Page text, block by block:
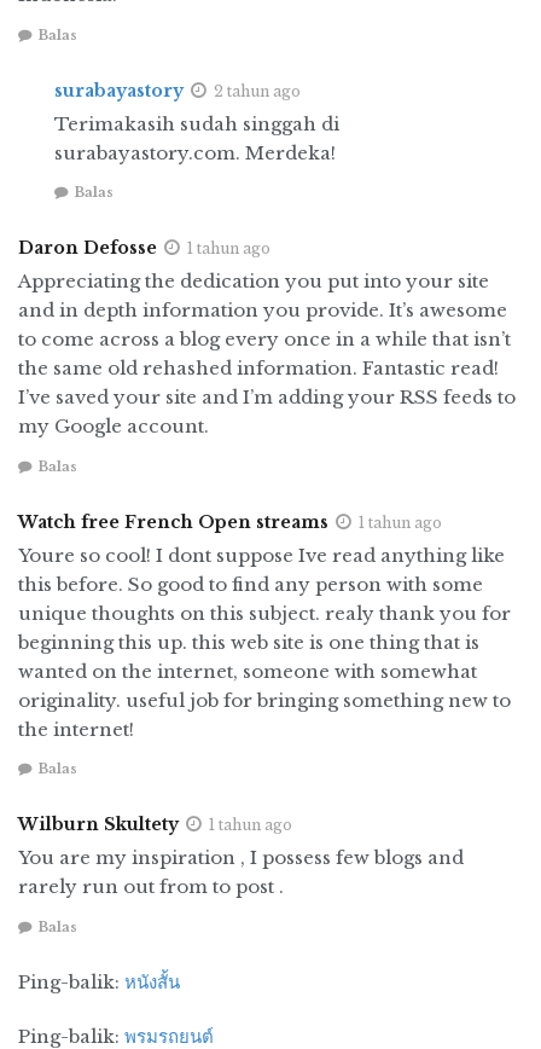
mereka atas Hindia-Belanda dan Indi-China.
seperti itu?
Dari New York City koranThe New Republic
mempertahankan koloni Belanda dengan
kekuatan militer. Apalagi pemerintahan buruh
Inggris saat itu menentang penindasan
kolonialisme.
Bagi masyarakat Amerika, perang ini
menumbuhkan keprihatinan dan simpati.
di beberapa media di Amerika. Keprihatinan
dengan banyaknya jumlah korban yang jatuh
juga menyebar hingga ke beberapa kota besar di
dunia. Keadaan ini surat kabar
The Saint Louis
Despatch yang terbit di Missouri (Amerika),
menulis keras jika tindakan penyerangan ini
memuakkan dan tidak manusiawi.
Buku The Fighting Cock
, yang berisi catatan
para pejuang Indonesia di Surabaya tidak takut
mati. “Korban yang banyak tak membuat
mereka takut. Apabila satu jatuh, yang lain
langsung maju. Bren (senapan mesin ringan
di mana-mana, tubuh yang terkapar bertumpuk
di mana-mana, tetapi rakyat Indonesia datang
Balas
surabayastory 2 tahun ago
Terimakasih sudah singgah di
surabayastory.com. Merdeka!
Balas
Daron Defosse 1 tahun ago
Appreciating the dedication you put into your site
and in depth information you provide. It’s awesome
to come across a blog every once in a while that isn’t
the same old rehashed information. Fantastic read!
I’ve saved your site and I’m adding your RSS feeds to
my Google account.
Balas
Watch free French Open streams 1 tahun ago
Youre so cool! I dont suppose Ive read anything like
this before. So good to find any person with some
unique thoughts on this subject. realy thank you for
beginning this up. this web site is one thing that is
wanted on the internet, someone with somewhat
originality. useful job for bringing something new to
the internet!
Balas
Wilburn Skultety 1 tahun ago
You are my inspiration , I possess few blogs and
rarely run out from to post .
Balas
Ping-balik: หนังสั้น
Ping-balik: พรมรถยนต์